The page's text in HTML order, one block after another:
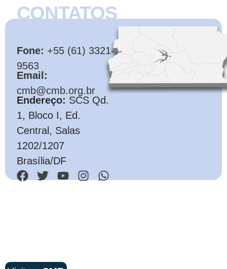
CONTATOS
Fone: +55 (61) 3321-
9563
Email:
cmb@cmb.org.br
Endereço: SCS Qd.
1, Bloco I, Ed.
Central, Salas
1202/1207
Brasília/DF